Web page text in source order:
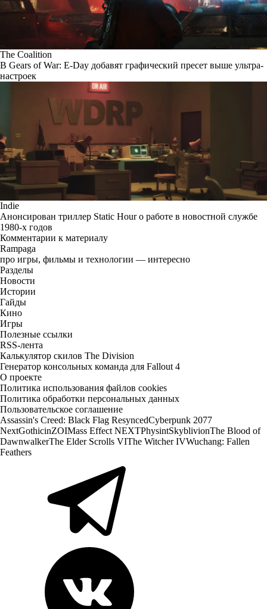
The Coalition
В Gears of War: E-Day добавят графический пресет выше ультра-
настроек
Indie
Анонсирован триллер Static Hour о работе в новостной службе
1980-х годов
Комментарии к материалу
Rampaga
про игры, фильмы и технологии — интересно
Разделы
Новости
Истории
Гайды
Кино
Игры
Полезные ссылки
RSS-лента
Калькулятор скилов The Division
Генератор консольных команда для Fallout 4
О проекте
Политика использования файлов cookies
Политика обработки персональных данных
Пользовательское соглашение
Assassin's Creed: Black Flag ResyncedCyberpunk 2077
NextGothicinZOIMass Effect NEXTPhysintSkyblivionThe Blood of
DawnwalkerThe Elder Scrolls VIThe Witcher IVWuchang: Fallen
Feathers